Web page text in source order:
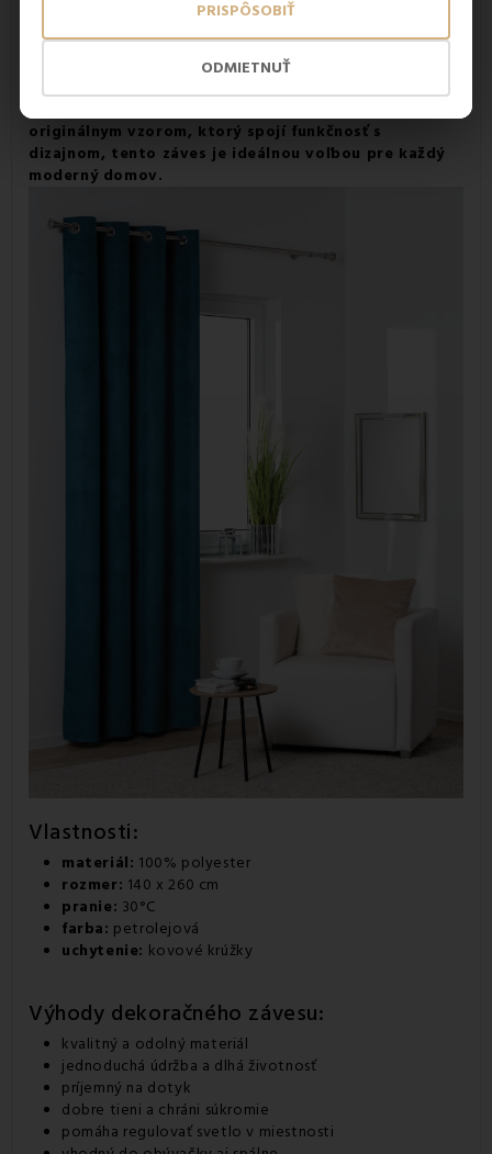
ODMIETNUŤ
PRISPÔSOBIŤ
pomáha vytvoriť útulné a pokojné prostredie pre
kvalitný oddych, zatiaľ čo v obývačke sa stáva výrazným
Záclonav kombinácii s týmto závesom
originálnym vzorom, ktorý spojí funkčnosť s
dizajnom, tento záves je ideálnou voľbou pre každý
moderný domov.
Vlastnosti:
materiál: 100% polyester
rozmer: 140 x 260 cm
pranie: 30°C
farba: petrolejová
uchytenie: kovové krúžky
Výhody dekoračného závesu:
kvalitný a odolný materiál
jednoduchá údržba a dlhá životnosť
príjemný na dotyk
dobre tieni a chráni súkromie
pomáha regulovať svetlo v miestnosti